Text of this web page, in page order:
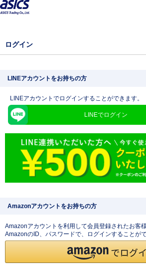
ログイン
LINEアカウントをお持ちの方
LINEアカウントでログインすることができます。
LINEでログイン
Amazonアカウントをお持ちの方
Amazonアカウントを利用して会員登録されたお客様
AmazonのID、パスワードで、ログインすることがで